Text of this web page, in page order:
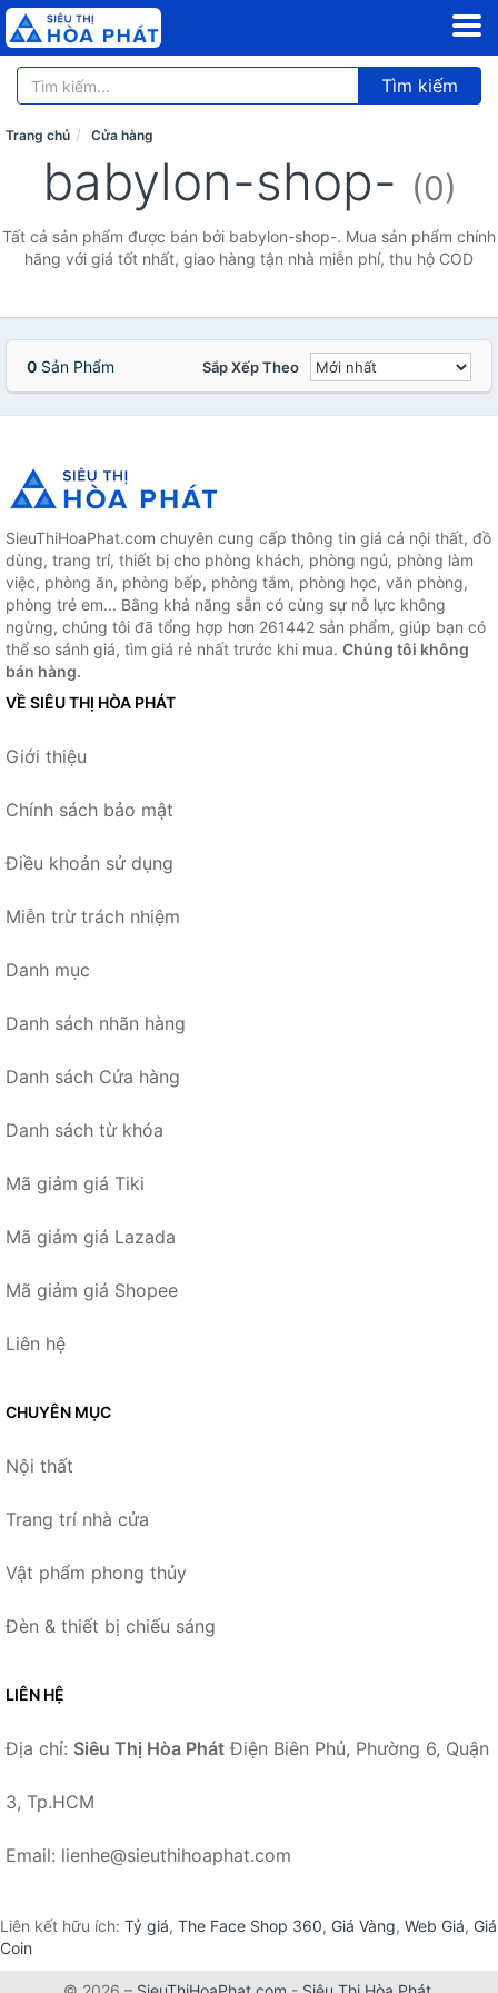
Tìm kiếm
Trang chủ Cửa hàng
babylon-shop- (0)
Tất cả sản phẩm được bán bởi babylon-shop-. Mua sản phẩm chính
hãng với giá tốt nhất, giao hàng tận nhà miễn phí, thu hộ COD
0 Sản Phẩm Sắp Xếp Theo
SieuThiHoaPhat.com chuyên cung cấp thông tin giá cả nội thất, đồ
dùng, trang trí, thiết bị cho phòng khách, phòng ngủ, phòng làm
việc, phòng ăn, phòng bếp, phòng tắm, phòng học, văn phòng,
phòng trẻ em... Bằng khả năng sẵn có cùng sự nỗ lực không
ngừng, chúng tôi đã tổng hợp hơn 261442 sản phẩm, giúp bạn có
thể so sánh giá, tìm giá rẻ nhất trước khi mua. Chúng tôi không
bán hàng.
VỀ SIÊU THỊ HÒA PHÁT
Giới thiệu
Chính sách bảo mật
Điều khoản sử dụng
Miễn trừ trách nhiệm
Danh mục
Danh sách nhãn hàng
Danh sách Cửa hàng
Danh sách từ khóa
Mã giảm giá Tiki
Mã giảm giá Lazada
Mã giảm giá Shopee
Liên hệ
CHUYÊN MỤC
Nội thất
Trang trí nhà cửa
Vật phẩm phong thủy
Đèn & thiết bị chiếu sáng
LIÊN HỆ
Địa chỉ: Siêu Thị Hòa Phát Điện Biên Phủ, Phường 6, Quận
3, Tp.HCM
Email: lienhe@sieuthihoaphat.com
Liên kết hữu ích: Tỷ giá, The Face Shop 360, Giá Vàng, Web Giá, Giá
Coin